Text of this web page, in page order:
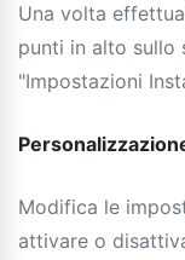
Una volta
punti in alto sullo
"Impostazioni
Modifica le
attivare o